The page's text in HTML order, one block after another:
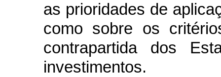
as prioridades de
como sobre os
contrapartida dos
investimentos.